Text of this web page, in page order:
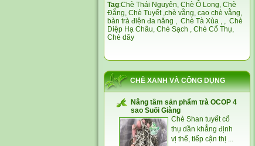
Tag:Chè Thái Nguyên, Chè Ô Long, Chè
Đắng, Chè Tuyết,chè vằng, cao chè vằng,
bàn trà điện đa năng , Chè Tà Xùa , , Chè
Diệp Hạ Châu, Chè Sạch , Chè Cổ Thụ,
Chè dây
CHÈ XANH VÀ CÔNG DỤNG
Nâng tầm sản phẩm trà OCOP 4
sao Suối Giàng
Chè Shan tuyết cổ
thụ dần khẳng định
vị thế, tiếp cận thị ...